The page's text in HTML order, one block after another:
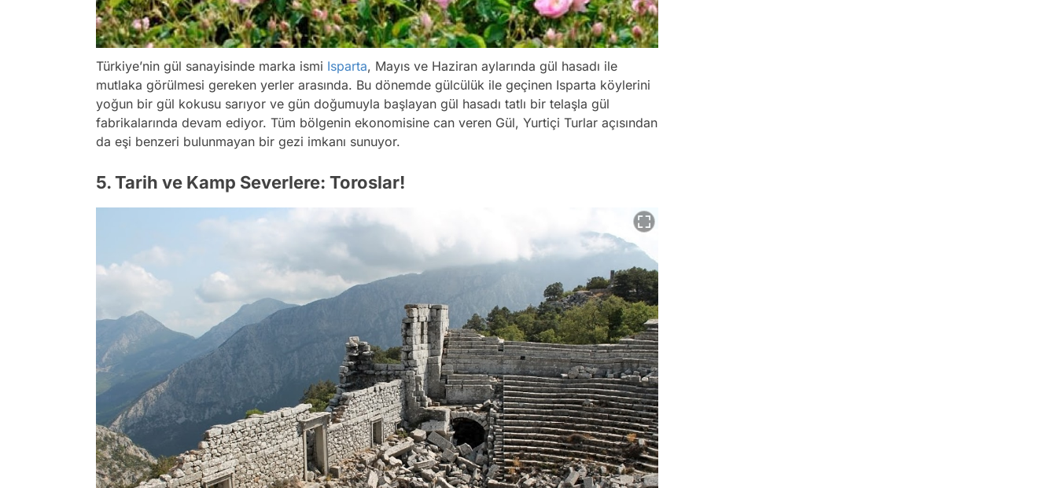
Türkiye’nin gül sanayisinde marka ismi Isparta, Mayıs ve Haziran aylarında gül hasadı ile
mutlaka görülmesi gereken yerler arasında. Bu dönemde gülcülük ile geçinen Isparta köylerini
yoğun bir gül kokusu sarıyor ve gün doğumuyla başlayan gül hasadı tatlı bir telaşla gül
fabrikalarında devam ediyor. Tüm bölgenin ekonomisine can veren Gül, Yurtiçi Turlar açısından
da eşi benzeri bulunmayan bir gezi imkanı sunuyor.
5. Tarih ve Kamp Severlere: Toroslar!